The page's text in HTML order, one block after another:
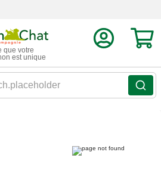
que votre
est unique